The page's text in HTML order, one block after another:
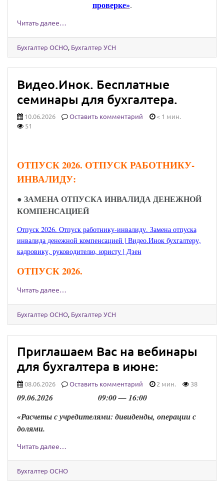
проверке».
Читать далее…
Бухгалтер ОСНО, Бухгалтер УСН
Видео.Инок. Бесплатные
семинары для бухгалтера.
10.06.2026 Оставить комментарий
< 1 мин.
51
ОТПУСК 2026. ОТПУСК РАБОТНИКУ-
ИНВАЛИДУ:
● ЗАМЕНА ОТПУСКА ИНВАЛИДА ДЕНЕЖНОЙ
КОМПЕНСАЦИЕЙ
Отпуск 2026. Отпуск работнику-инвалиду. Замена отпуска
инвалида денежной компенсацией | Видео.Инок бухгалтеру,
кадровику, руководителю, юристу | Дзен
ОТПУСК 2026.
Читать далее…
Бухгалтер ОСНО, Бухгалтер УСН
Приглашаем Вас на вебинары
для бухгалтера в июне:
08.06.2026 Оставить комментарий 2 мин. 38
09.06.2026 09:00 —16:00
«Расчеты с учредителями: дивиденды, операции с
долями.
Читать далее…
Бухгалтер ОСНО